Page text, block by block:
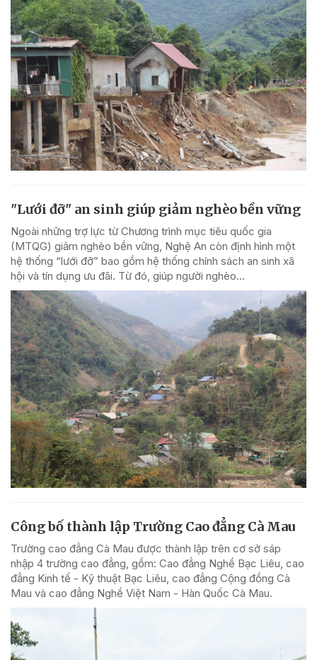
"Lưới đỡ" an sinh giúp giảm nghèo bền vững
Ngoài những trợ lực từ Chương trình mục tiêu quốc gia
(MTQG) giảm nghèo bền vững, Nghệ An còn định hình một
hệ thống “lưới đỡ” bao gồm hệ thống chính sách an sinh xã
hội và tín dụng ưu đãi. Từ đó, giúp người nghèo...
Công bố thành lập Trường Cao đẳng Cà Mau
Trường cao đẳng Cà Mau được thành lập trên cơ sở sáp
nhập 4 trường cao đẳng, gồm: Cao đẳng Nghề Bạc Liêu, cao
đẳng Kinh tế - Kỹ thuật Bạc Liêu, cao đẳng Cộng đồng Cà
Mau và cao đẳng Nghề Việt Nam - Hàn Quốc Cà Mau.